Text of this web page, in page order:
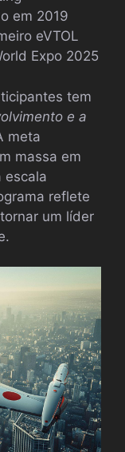
em 2019
eVTOL
Expo 2025
tem
e a
meta
massa em
escala
reflete
um líder